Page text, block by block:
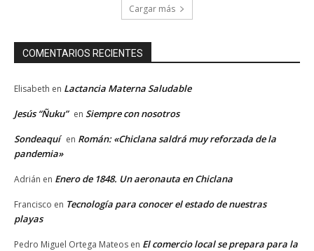
Cargar más
COMENTARIOS RECIENTES
Elisabeth en Lactancia Materna Saludable
Jesús “Ñuku” en Siempre con nosotros
Sondeaquí en Román: «Chiclana saldrá muy reforzada de la
pandemia»
Adrián en Enero de 1848. Un aeronauta en Chiclana
Francisco en Tecnología para conocer el estado de nuestras
playas
Pedro Miguel Ortega Mateos en El comercio local se prepara para la